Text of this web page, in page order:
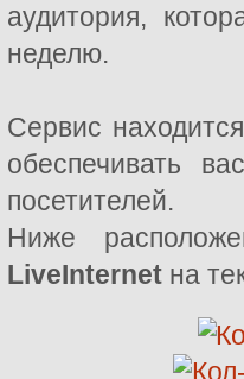
аудитория,
неделю.
Сервис
обеспечивать
посетителей.
Ниже
LiveInternet на